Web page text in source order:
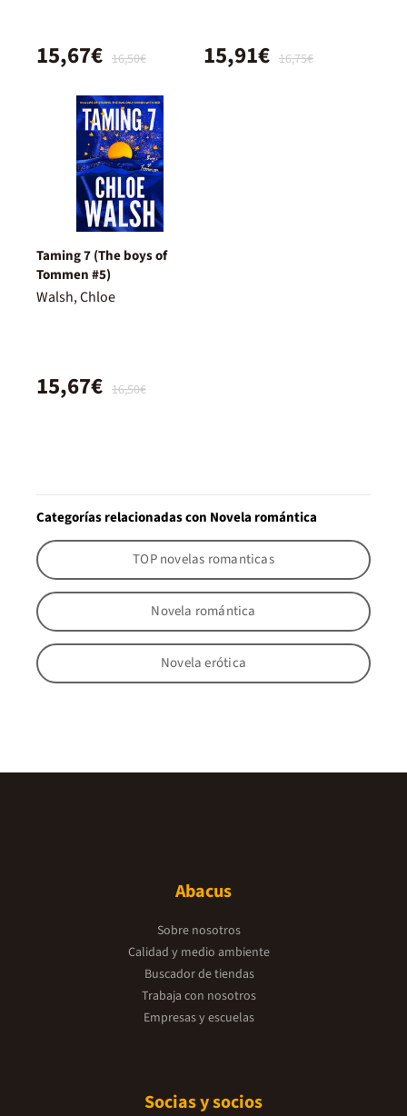
16,50€
15,67€ 16,75€
15,91€
Taming 7 (The boys of
Tommen #5)
Walsh, Chloe
16,50€
15,67€
Categorías relacionadas con Novela romántica
TOP novelas romanticas
Novela romántica
Novela erótica
Abacus
Sobre nosotros
Calidad y medio ambiente
Buscador de tiendas
Trabaja con nosotros
Empresas y escuelas
Socias y socios